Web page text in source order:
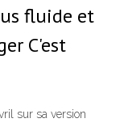
fluide et
C'est
sur sa version